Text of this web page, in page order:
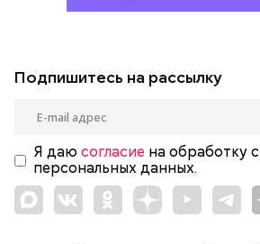
Подпишитесь на рассылку
Я даю согласие на обработку
персональных данных.